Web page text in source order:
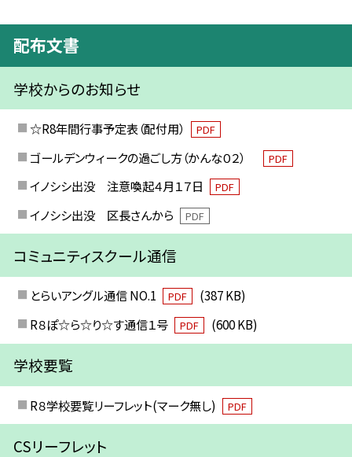
配布文書
学校からのお知らせ
☆R8年間行事予定表（配付用） PDF
ゴールデンウィークの過ごし方（かんな０２） PDF
イノシシ出没 注意喚起４月１７日 PDF
イノシシ出没 区長さんから PDF
コミュニティスクール通信
とらいアングル通信 NO.1 PDF
(387 KB)
R８ぽ☆ら☆り☆す通信１号
PDF (600 KB)
学校要覧
R８学校要覧リーフレット(マーク無し) PDF
CSリーフレット